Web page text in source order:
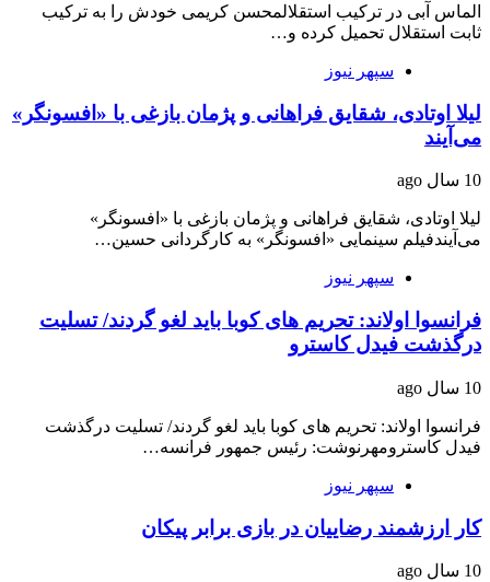
الماس آبی در ترکیب استقلالمحسن کریمی خودش را به ترکیب
ثابت استقلال تحمیل کرده و…
سپهر نیوز
لیلا اوتادی، شقایق فراهانی و پژمان بازغی با «افسونگر»
می‌آیند
10 سال ago
لیلا اوتادی، شقایق فراهانی و پژمان بازغی با «افسونگر»
می‌آیندفیلم سینمایی «افسونگر» به کارگردانی حسین…
سپهر نیوز
فرانسوا اولاند: تحریم های کوبا باید لغو گردند/ تسلیت
درگذشت فیدل کاسترو
10 سال ago
فرانسوا اولاند: تحریم های کوبا باید لغو گردند/ تسلیت درگذشت
فیدل کاسترومهرنوشت: رئیس جمهور فرانسه…
سپهر نیوز
کار ارزشمند رضاییان در بازی برابر پیکان
10 سال ago